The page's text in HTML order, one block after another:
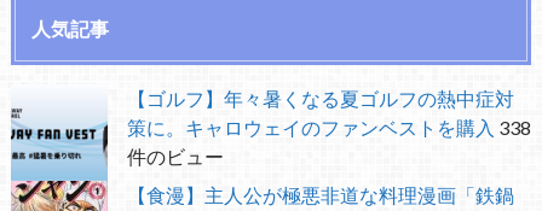
人気記事
【ゴルフ】年々暑くなる夏ゴルフの熱中症対
策に。キャロウェイのファンベストを購入 338
件のビュー
【食漫】主人公が極悪非道な料理漫画「鉄鍋